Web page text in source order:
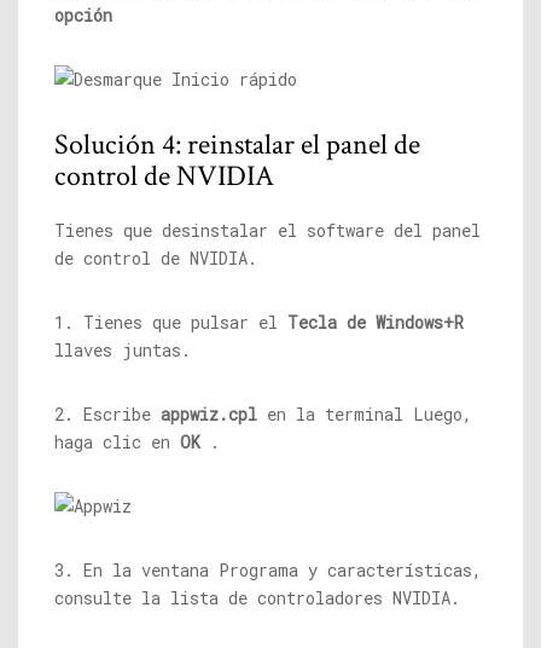
opción
Solución 4: reinstalar el panel de
control de NVIDIA
Tienes que desinstalar el software del panel
de control de NVIDIA.
1. Tienes que pulsar el Tecla de Windows+R
llaves juntas.
2. Escribe appwiz.cpl en la terminal Luego,
haga clic en OK.
3. En la ventana Programa y características,
consulte la lista de controladores NVIDIA.